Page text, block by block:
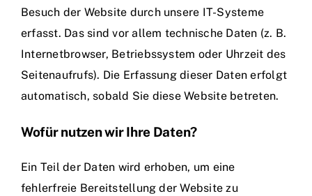
Besuch der Website durch unsere IT-Systeme
erfasst. Das sind vor allem technische Daten (z. B.
Internetbrowser, Betriebssystem oder Uhrzeit des
Seitenaufrufs). Die Erfassung dieser Daten erfolgt
automatisch, sobald Sie diese Website betreten.
Wofür nutzen wir Ihre Daten?
Ein Teil der Daten wird erhoben, um eine
fehlerfreie Bereitstellung der Website zu